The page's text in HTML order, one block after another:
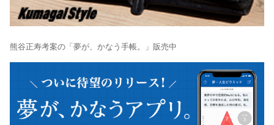
熊谷正寿考案の「夢が、かなう手帳。」販売中